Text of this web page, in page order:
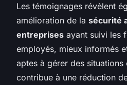
Les témoignages révèlent
amélioration de la sécurité
entreprises ayant suivi les
employés, mieux informés
aptes à gérer des
contribue à une réduction